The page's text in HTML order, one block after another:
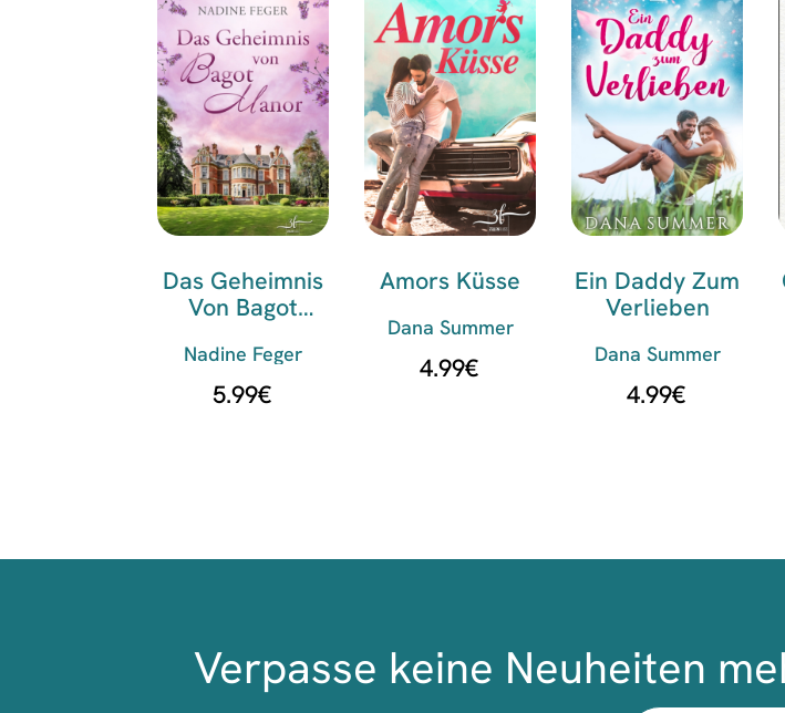
Das Geheimnis
Von Bagot
Nadine Feger
5.99€
Amors Küsse
Dana Summer
4.99€
Ein Daddy Zum
Verlieben
Dana Summer
4.99€
Verpasse keine Neuheiten